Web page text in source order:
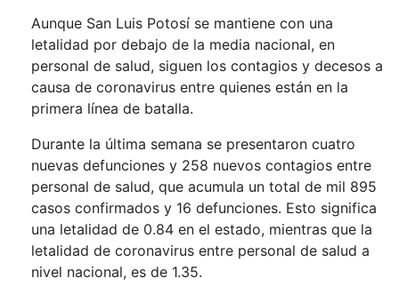
Aunque San Luis Potosí se mantiene con una
letalidad por debajo de la media nacional, en
personal de salud, siguen los contagios y decesos a
causa de coronavirus entre quienes están en la
primera línea de batalla.
Durante la última semana se presentaron cuatro
nuevas defunciones y 258 nuevos contagios entre
personal de salud, que acumula un total de mil 895
casos confirmados y 16 defunciones. Esto significa
una letalidad de 0.84 en el estado, mientras que la
letalidad de coronavirus entre personal de salud a
nivel nacional, es de 1.35.